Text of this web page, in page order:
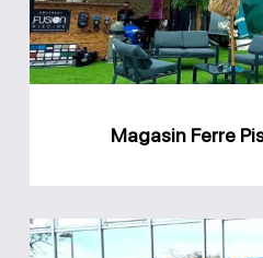
Magasin Ferre